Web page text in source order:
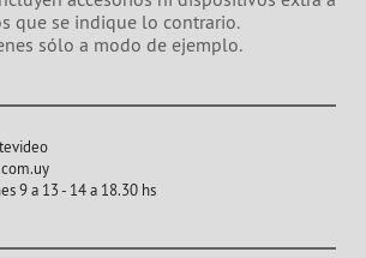
que se indique lo contrario.
sólo a modo de ejemplo.
9 a 13 - 14 a 18.30 hs